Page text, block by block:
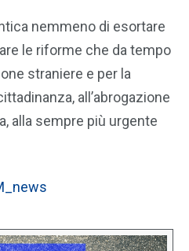
nemmeno di esortare
le riforme che da tempo
straniere e per la
all’abrogazione
alla sempre più urgente